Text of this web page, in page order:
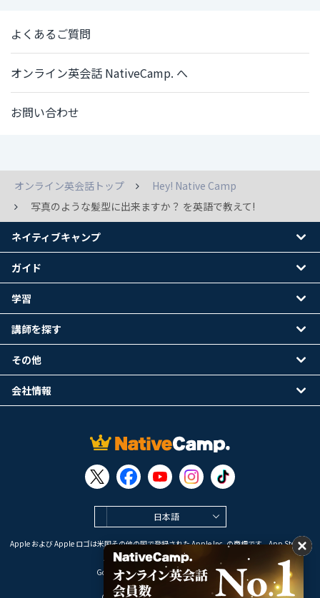
よくあるご質問
オンライン英会話 NativeCamp. へ
お問い合わせ
オンライン英会話トップ
Hey! Native Camp
写真のような髪型に出来ますか？ を英語で教えて!
日本語
Apple および Apple ロゴは米国その他の国で登録された Apple Inc. の商標です。App Store は
Apple Inc. のサービスマークです。
Google Play は Google LLC の商標です。
ネイティブキャンプ
ガイド
学習
講師を探す
その他
会社情報